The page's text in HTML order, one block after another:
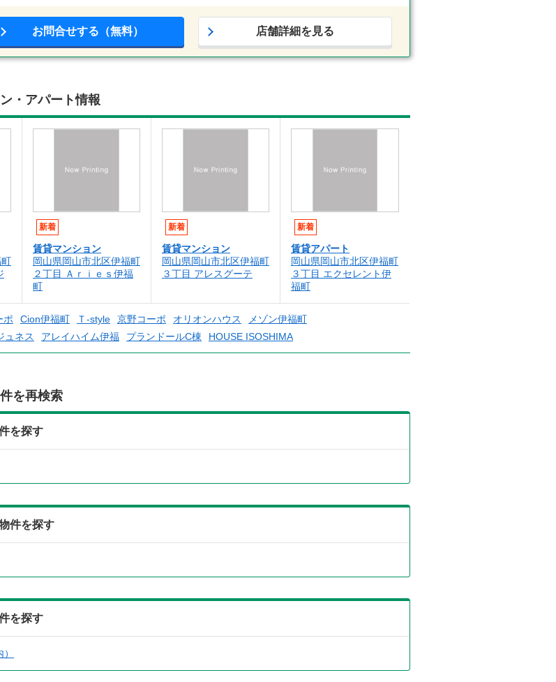
お問合せする（無料） 店舗詳細を見る
・アパート情報
新着
賃貸マンション
岡山県岡山市北区伊福町
２丁目 Ａｒｉｅｓ伊福
町
新着
賃貸マンション
岡山県岡山市北区伊福町
３丁目 アレスグーテ
新着
賃貸アパート
岡山県岡山市北区伊福町
３丁目 エクセレント伊
福町
ポ Cion伊福町 Ｔ-style 京野コーポ オリオンハウス
メゾン伊福町
ュネス アレイハイム伊福 プランドールC棟 HOUSE ISOSHIMA
を再検索
を探す
件を探す
を探す